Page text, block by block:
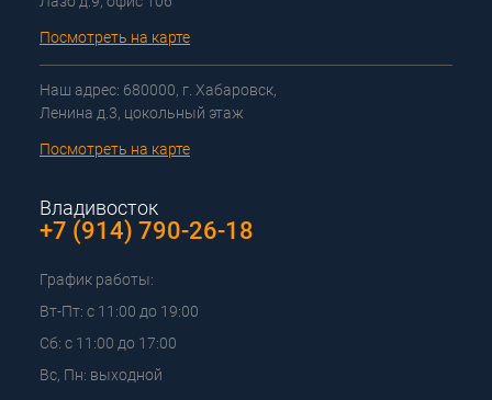
Посмотреть на карте
Наш адрес: 680000, г. Хабаровск,
Ленина д.3, цокольный этаж
Посмотреть на карте
Владивосток
+7 (914) 790-26-18
График работы:
Вт-Пт: с 11:00 до 19:00
Сб: с 11:00 до 17:00
Вс, Пн: выходной